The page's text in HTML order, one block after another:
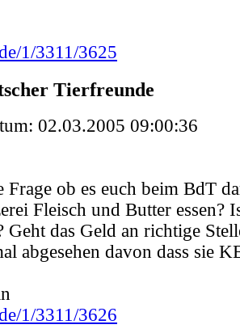
1/3311/3625
Tierfreunde
02.03.2005 09:00:36
Frage ob es euch beim BdT
Fleisch und Butter essen?
Geht das Geld an richtige
abgesehen davon dass sie
1/3311/3626